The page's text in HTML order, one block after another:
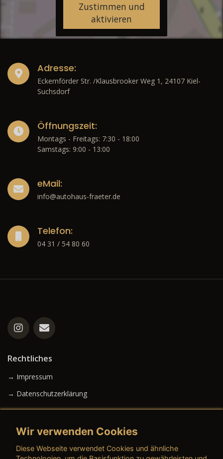
Zustimmen und
aktivieren
Adresse:
Eckernförder Str. /Klausbrooker Weg 1, 24107 Kiel-
Suchsdorf
Öffnungszeit:
Montags - Freitags: 7:30 - 18:00
Samstags: 9:00 - 13:00
eMail:
info@autohaus-fraeter.de
Telefon:
04 31 / 54 80 60
Rechtliches
→ Impressum
→ Datenschutzerklärung
→ AGB (Gebrauchtwagen)
Wir verwenden Cookies
Diese Webseite verwendet Cookies und ähnliche